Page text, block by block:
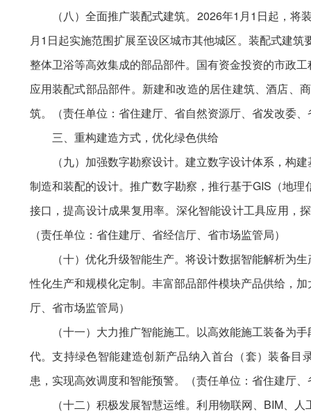
（八）全面推广装配式建筑。2026年1月1日起，
月1日起实施范围扩展至设区城市其他城区。装配式建
整体卫浴等高效集成的部品部件。国有资金投资的市政
应用装配式部品部件。新建和改造的居住建筑、酒店、
筑。（责任单位：省住建厅、省自然资源厅、省发改委
三、重构建造方式，优化绿色供给
（九）加强数字勘察设计。建立数字设计体系，构
制造和装配的设计。推广数字勘察，推行基于GIS（地
接口，提高设计成果复用率。深化智能设计工具应用，
（责任单位：省住建厅、省经信厅、省市场监管局）
（十）优化升级智能生产。将设计数据智能解析为
性化生产和规模化定制。丰富部品部件模块产品供给，
厅、省市场监管局）
（十一）大力推广智能施工。以高效能施工装备为
代。支持绿色智能建造创新产品纳入首台（套）装备目
患，实现高效调度和智能预警。（责任单位：省住建厅
（十二）积极发展智慧运维。利用物联网、BIM、